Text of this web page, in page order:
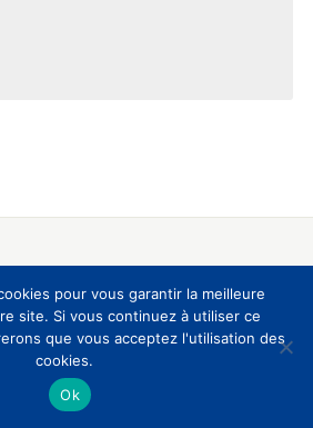
les réseaux sociaux
pour vous garantir la meilleure
site. Si vous continuez à utiliser ce
que vous acceptez l'utilisation des
cookies.
Ok